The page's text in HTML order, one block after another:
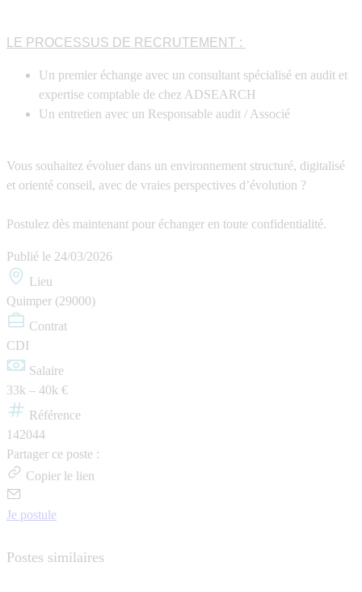
LE PROCESSUS DE RECRUTEMENT :
Un premier échange avec un consultant spécialisé en audit et
expertise comptable de chez ADSEARCH
Un entretien avec un Responsable audit / Associé
Vous souhaitez évoluer dans un environnement structuré, digitalisé
et orienté conseil, avec de vraies perspectives d’évolution ?
Postulez dès maintenant pour échanger en toute confidentialité.
Publié le 24/03/2026
Lieu
Quimper (29000)
Contrat
CDI
Salaire
33k – 40k €
Référence
142044
Partager ce poste :
Copier le lien
Je postule
Postes similaires